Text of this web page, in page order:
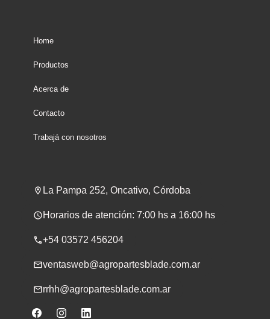
Home
Productos
Acerca de
Contacto
Trabajá con nosotros
La Pampa 252, Oncativo, Córdoba
Horarios de atención: 7:00 hs a 16:00 hs
+54 03572 456204
ventasweb@agropartesblade.com.ar
rrhh@agropartesblade.com.ar